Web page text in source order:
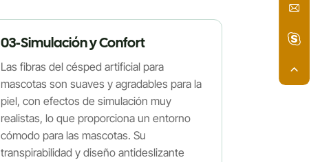
03-Simulación y Confort
Las fibras del césped artificial para
mascotas son suaves y agradables para la
piel, con efectos de simulación muy
realistas, lo que proporciona un entorno
cómodo para las mascotas. Su
transpirabilidad y diseño antideslizante